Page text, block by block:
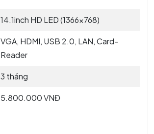
14.1inch HD LED (1366×768)
VGA, HDMI, USB 2.0, LAN, Card-
Reader
3 tháng
5.800.000 VNĐ